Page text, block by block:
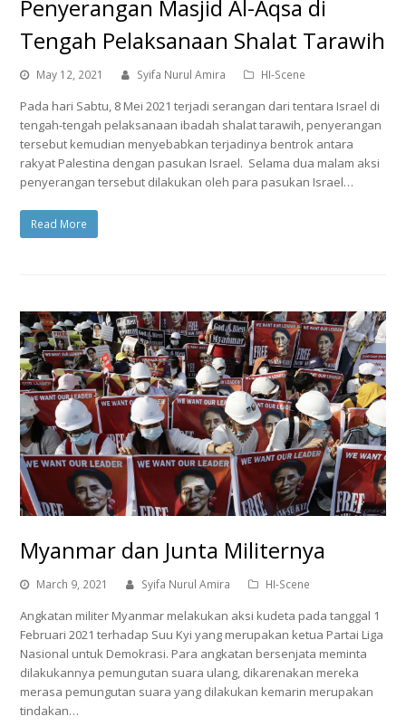
Penyerangan Masjid Al-Aqsa di
Tengah Pelaksanaan Shalat Tarawih
May 12, 2021 Syifa Nurul Amira HI-Scene
Pada hari Sabtu, 8 Mei 2021 terjadi serangan dari tentara Israel di
tengah-tengah pelaksanaan ibadah shalat tarawih, penyerangan
tersebut kemudian menyebabkan terjadinya bentrok antara
rakyat Palestina dengan pasukan Israel. Selama dua malam aksi
penyerangan tersebut dilakukan oleh para pasukan Israel…
Read More
Myanmar dan Junta Militernya
March 9, 2021 Syifa Nurul Amira HI-Scene
Angkatan militer Myanmar melakukan aksi kudeta pada tanggal 1
Februari 2021 terhadap Suu Kyi yang merupakan ketua Partai Liga
Nasional untuk Demokrasi. Para angkatan bersenjata meminta
dilakukannya pemungutan suara ulang, dikarenakan mereka
merasa pemungutan suara yang dilakukan kemarin merupakan
tindakan…